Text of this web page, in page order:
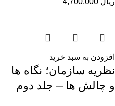
افزودن به سبد خرید
نظریه سازمان؛ نگاه ها
و چالش ها – جلد دوم